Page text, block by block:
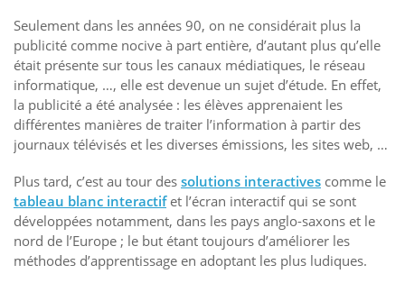
Seulement dans les années 90, on ne considérait plus la
publicité comme nocive à part entière, d’autant plus qu’elle
était présente sur tous les canaux médiatiques, le réseau
informatique, …, elle est devenue un sujet d’étude. En effet,
la publicité a été analysée : les élèves apprenaient les
différentes manières de traiter l’information à partir des
journaux télévisés et les diverses émissions, les sites web, …
Plus tard, c’est au tour des solutions interactives comme le
tableau blanc interactifet l’écran interactif qui se sont
développées notamment, dans les pays anglo-saxons et le
nord de l’Europe ; le but étant toujours d’améliorer les
méthodes d’apprentissage en adoptant les plus ludiques.